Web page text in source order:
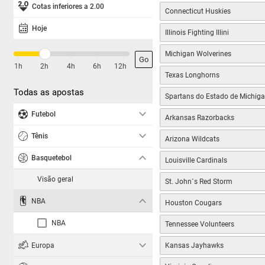
Cotas inferiores a 2.00
Hoje
|
1h 2h 4h 6h 12h
Go
Todas as apostas
Futebol
Tênis
Basquetebol
Visão geral
NBA
NBA
Europa
Connecticut Huskies
Illinois Fighting Illini
Michigan Wolverines
Texas Longhorns
Spartans do Estado de
Arkansas Razorbacks
Arizona Wildcats
Louisville Cardinals
St. John´s Red Storm
Houston Cougars
Tennessee Volunteers
Kansas Jayhawks